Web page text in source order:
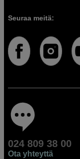
Seuraa meitä:
024 809 38 00
Ota yhteyttä